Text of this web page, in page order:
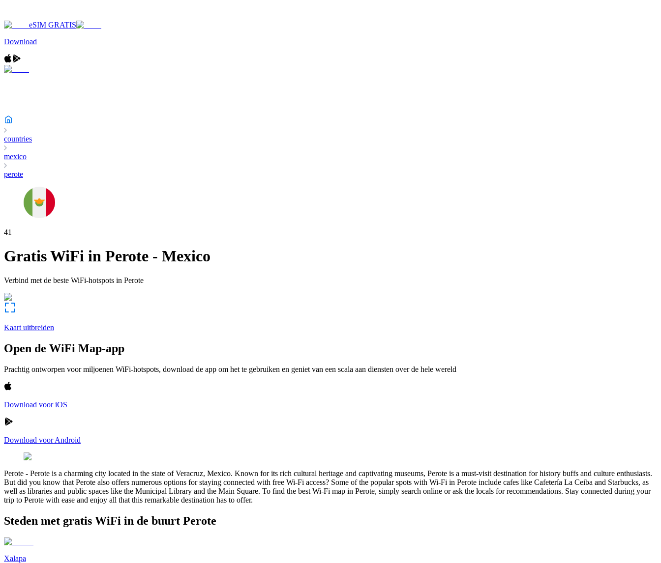
eSIM GRATIS
Download
countries
mexico
perote
41
Gratis WiFi in Perote - Mexico
Verbind met de beste WiFi-hotspots in Perote
Kaart uitbreiden
Open de WiFi Map-app
Prachtig ontworpen voor miljoenen WiFi-hotspots, download de app om het te gebruiken en geniet van een scala aan diensten over de hele wereld
Download voor iOS
Download voor Android
Perote - Perote is a charming city located in the state of Veracruz, Mexico. Known for its rich cultural heritage and captivating museums, Perote is a must-visit destination for history buffs and culture enthusiasts.
But did you know that Perote also offers numerous options for staying connected with free Wi-Fi access? Some of the popular spots with Wi-Fi in Perote include cafes like Cafetería La Ceiba and Starbucks, as
well as libraries and public spaces like the Municipal Library and the Main Square. To find the best Wi-Fi map in Perote, simply search online or ask the locals for recommendations. Stay connected during your
trip to Perote with ease and enjoy all that this remarkable destination has to offer.
Steden met gratis WiFi in de buurt Perote
Xalapa